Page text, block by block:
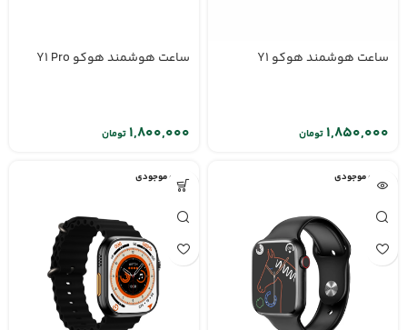
ساعت هوشمند هوکو Y1
تومان
ساعت هوشمند هوکو Y1 Pro
تومان
اتمام موجودی اتمام موجودی